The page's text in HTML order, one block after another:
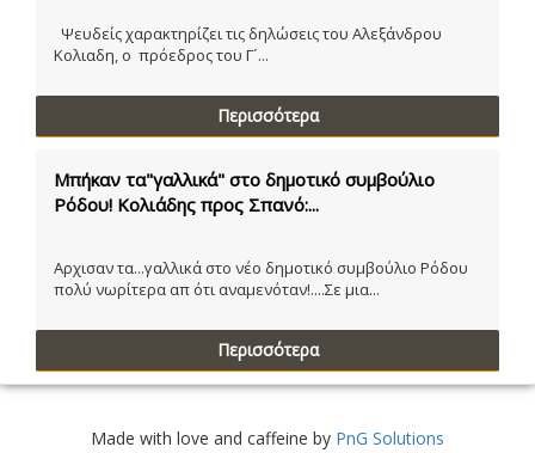
Ψευδείς χαρακτηρίζει τις δηλώσεις του Αλεξάνδρου
Κολιαδη, ο πρόεδρος του Γ´...
Περισσότερα
Μπήκαν τα"γαλλικά" στο δημοτικό συμβούλιο
Ρόδου! Κολιάδης προς Σπανό:...
Αρχισαν τα...γαλλικά στο νέο δημοτικό συμβούλιο Ρόδου
πολύ νωρίτερα απ ότι αναμενόταν!....Σε μια...
Περισσότερα
Made with love and caffeine by PnG Solutions